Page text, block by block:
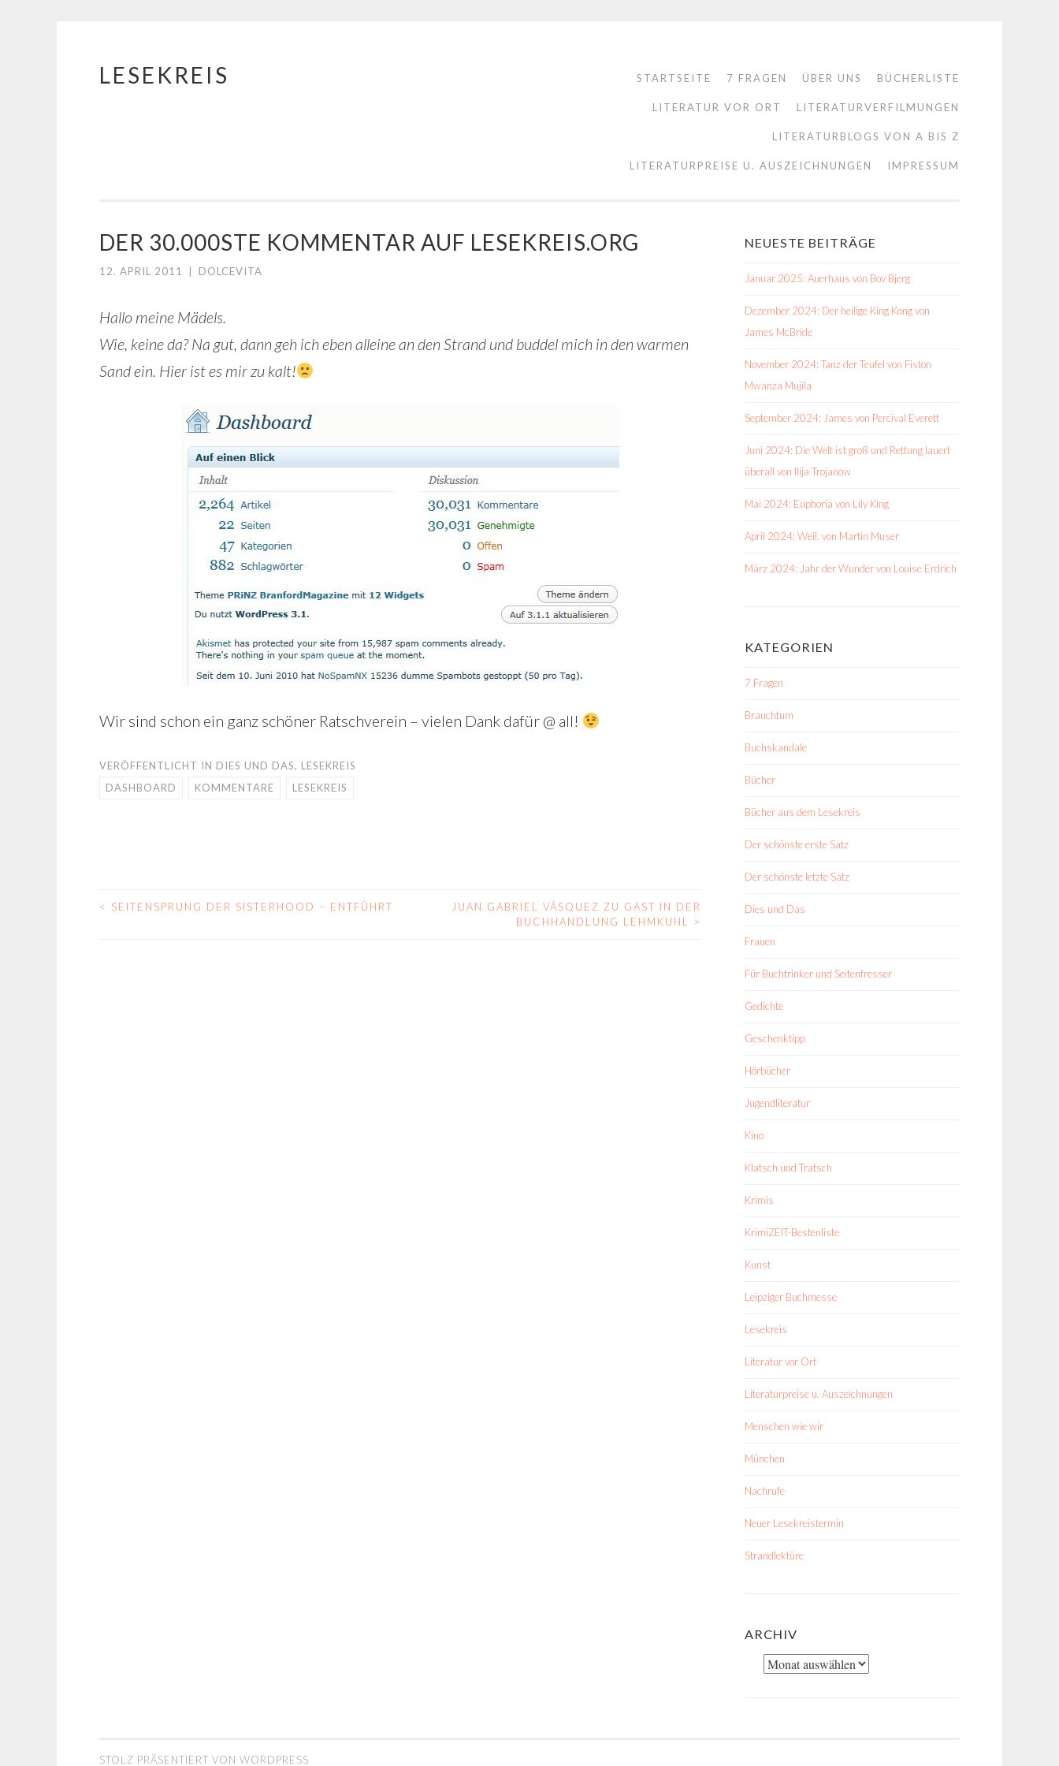
Springe
LESEKREIS STARTSEITE 7 FRAGEN ÜBER UNS BÜCHERLISTE
LITERATUR VOR ORT LITERATURVERFILMUNGEN
LITERATURBLOGS VON A BIS Z
LITERATURPREISE U. AUSZEICHNUNGEN IMPRESSUM
DER 30.000STE KOMMENTAR AUF LESEKREIS.ORG
12. APRIL 2011 DOLCEVITA
Hallo meine Mädels.
Wie, keine da? Na gut, dann geh ich eben alleine an den Strand und buddel mich in den warmen
Sand ein. Hier ist es mir zu kalt!
Wir sind schon ein ganz schöner Ratschverein – vielen Dank dafür @ all!
VERÖFFENTLICHT IN DIES UND DAS, LESEKREIS
DASHBOARD
KOMMENTARE LESEKREIS
BEITRAGS-
< SEITENSPRUNG DER SISTERHOOD – ENTFÜHRT
JUAN GABRIEL VÁSQUEZ ZU GAST IN DER
BUCHHANDLUNG LEHMKUHL >
NEUESTE BEITRÄGE
Januar 2025: Auerhaus von Bov Bjerg
Dezember 2024: Der heilige King Kong von
James McBride
November 2024: Tanz der Teufel von Fiston
Mwanza Mujila
September 2024: James von Percival Everett
Juni 2024: Die Welt ist groß und Rettung lauert
überall von Ilija Trojanow
Mai 2024: Euphoria von Lily King
April 2024: Weil. von Martin Muser
März 2024: Jahr der Wunder von Louise Erdrich
KATEGORIEN
7 Fragen
Brauchtum
Buchskandale
Bücher
Bücher aus dem Lesekreis
Der schönste erste Satz
Der schönste letzte Satz
Dies und Das
Frauen
Für Buchtrinker und Seitenfresser
Gedichte
Geschenktipp
Hörbücher
Jugendliteratur
Kino
Klatsch und Tratsch
Krimis
KrimiZEIT-Bestenliste
Kunst
Leipziger Buchmesse
Lesekreis
Literatur vor Ort
Literaturpreise u. Auszeichnungen
Menschen wie wir
München
Nachrufe
Neuer Lesekreistermin
Strandlektüre
ARCHIV
Archiv
STOLZ PRÄSENTIERT VON WORDPRESS